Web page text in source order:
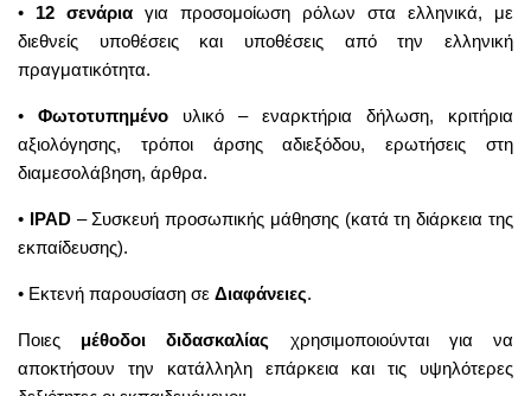
• 12 σενάρια για προσομοίωση ρόλων στα ελληνικά, με
διεθνείς υποθέσεις και υποθέσεις από την ελληνική
πραγματικότητα.
• Φωτοτυπημένο υλικό – εναρκτήρια δήλωση, κριτήρια
αξιολόγησης, τρόποι άρσης αδιεξόδου, ερωτήσεις στη
διαμεσολάβηση, άρθρα.
• IPAD– Συσκευή προσωπικής μάθησης (κατά τη διάρκεια της
εκπαίδευσης).
• Εκτενή παρουσίαση σε Διαφάνειες.
Ποιες μέθοδοι διδασκαλίας χρησιμοποιούνται για να
αποκτήσουν την κατάλληλη επάρκεια και τις υψηλότερες